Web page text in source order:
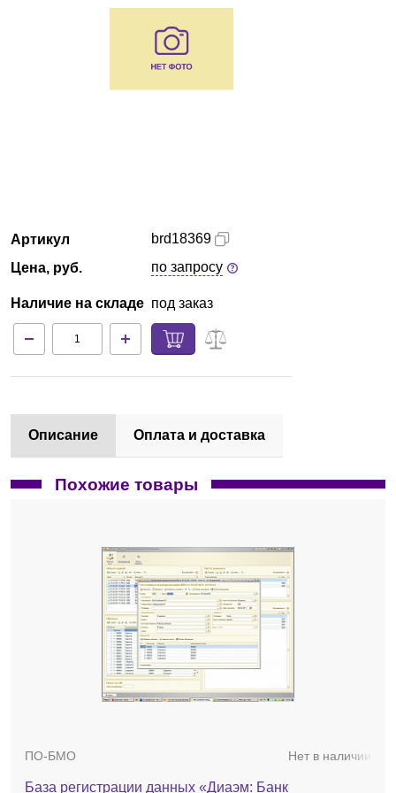
Партнеры
Доставка и оплата
Контакты
Артикул
Цена, руб.
Наличие на складе
brd18369
по запросу
под заказ
Описание Оплата и доставка
Похожие товары
ПО-БМО Нет в наличии
База регистрации данных «Диаэм: Банк